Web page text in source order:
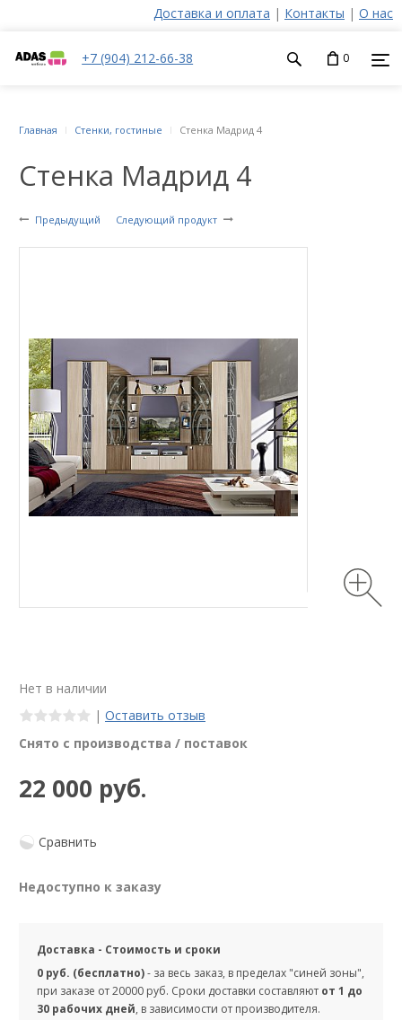
Доставка и оплата | Контакты | О нас
+7 (904) 212-66-38 0
Стенка Мадрид 4
Предыдущий Следующий продукт
Главная Стенки, гостиные Стенка Мадрид 4
Нет в наличии
| Оставить отзыв
Снято с производства / поставок
22 000 руб.
Сравнить
Недоступно к заказу
Доставка - Стоимость и сроки
0 руб. (бесплатно)- за весь заказ, в пределах "синей зоны",
при заказе от 20000 руб. Сроки доставки составляют от 1 до
30 рабочих дней, в зависимости от производителя.